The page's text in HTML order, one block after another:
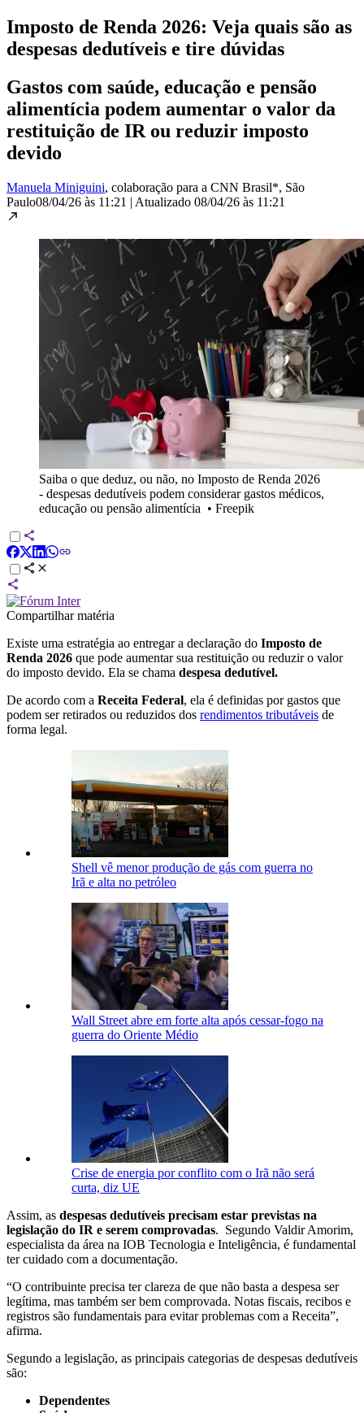
Imposto de Renda 2026: Veja quais são as
despesas dedutíveis e tire dúvidas
Gastos com saúde, educação e pensão
alimentícia podem aumentar o valor da
restituição de IR ou reduzir imposto
devido
Manuela Miniguini, colaboração para a CNN Brasil*, São
Paulo08/04/26 às 11:21 | Atualizado 08/04/26 às 11:21
Saiba o que deduz, ou não, no Imposto de Renda 2026
- despesas dedutíveis podem considerar gastos médicos,
educação ou pensão alimentícia • Freepik
Compartilhar matéria
Existe uma estratégia ao entregar a declaração do Imposto de
Renda 2026 que pode aumentar sua restituição ou reduzir o valor
do imposto devido. Ela se chama despesa dedutível.
De acordo com a Receita Federal, ela é definidas por gastos que
podem ser retirados ou reduzidos dos rendimentos tributáveis de
forma legal.
Shell vê menor produção de gás com guerra no
Irã e alta no petróleo
Wall Street abre em forte alta após cessar-fogo na
guerra do Oriente Médio
Crise de energia por conflito com o Irã não será
curta, diz UE
Assim, as despesas dedutíveis precisam estar previstas na
legislação do IR e serem comprovadas. Segundo Valdir Amorim,
especialista da área na IOB Tecnologia e Inteligência, é fundamental
ter cuidado com a documentação.
“O contribuinte precisa ter clareza de que não basta a despesa ser
legítima, mas também ser bem comprovada. Notas fiscais, recibos e
registros são fundamentais para evitar problemas com a Receita”,
afirma.
Segundo a legislação, as principais categorias de despesas dedutíveis
são:
Dependentes